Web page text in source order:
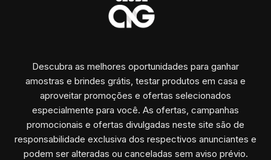
Descubra as melhores oportunidades para ganhar
amostras e brindes grátis, testar produtos em casa e
aproveitar promoções e ofertas selecionados
especialmente para você. As ofertas, campanhas
promocionais e ofertas divulgadas neste site são de
responsabilidade exclusiva dos respectivos anunciantes e
podem ser alteradas ou canceladas sem aviso prévio.